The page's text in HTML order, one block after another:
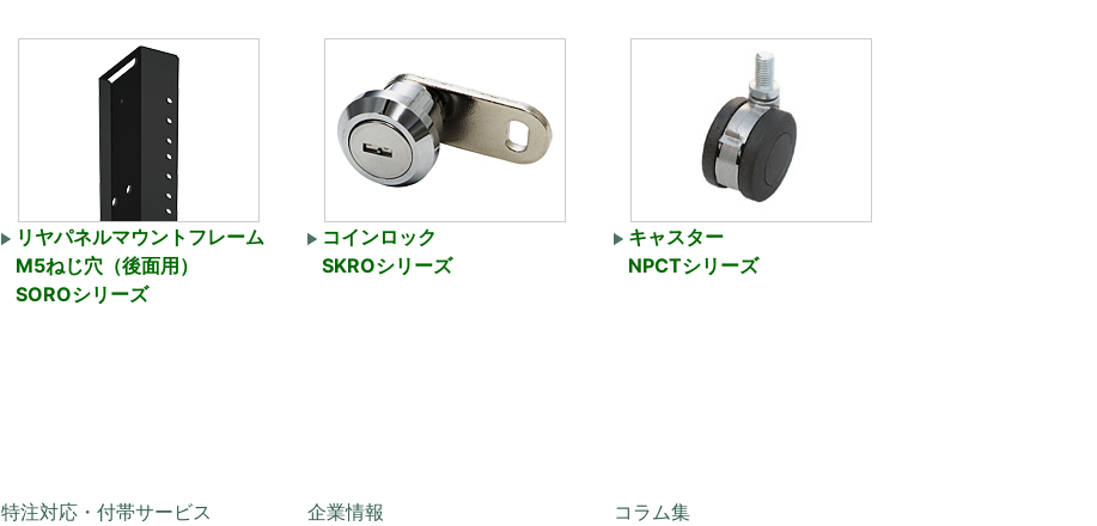
リヤパネルマウントフレーム
M5ねじ穴（後面用）
SOROシリーズ
コインロック
SKROシリーズ
キャスター
NPCTシリーズ
特注対応・付帯サービス 企業情報 コラム集